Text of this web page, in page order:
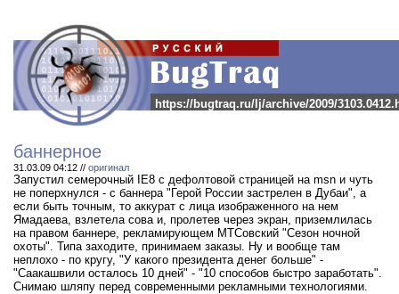
https://bugtraq.ru/lj/archive/2009/
баннерное
31.03.09 04:12 // оригинал
Запустил семерочный IE8 с дефолтовой страницей на msn и чуть
не поперхнулся - с баннера "Герой России застрелен в Дубаи", а
если быть точным, то аккурат с лица изображенного на нем
Ямадаева, взлетела сова и, пролетев через экран, приземлилась
на правом баннере, рекламирующем МТСовский "Сезон ночной
охоты". Типа заходите, принимаем заказы. Ну и вообще там
неплохо - по кругу, "У какого президента денег больше" -
"Саакашвили осталось 10 дней" - "10 способов быстро заработать".
Снимаю шляпу перед современными рекламными технологиями.